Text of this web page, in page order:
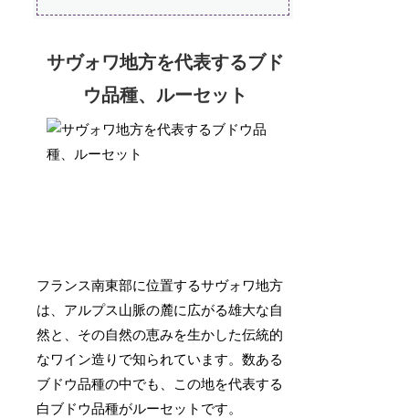
サヴォワ地方を代表するブド
ウ品種、ルーセット
フランス南東部に位置するサヴォワ地方
は、アルプス山脈の麓に広がる雄大な自
然と、その自然の恵みを生かした伝統的
なワイン造りで知られています。数ある
ブドウ品種の中でも、この地を代表する
白ブドウ品種がルーセットです。